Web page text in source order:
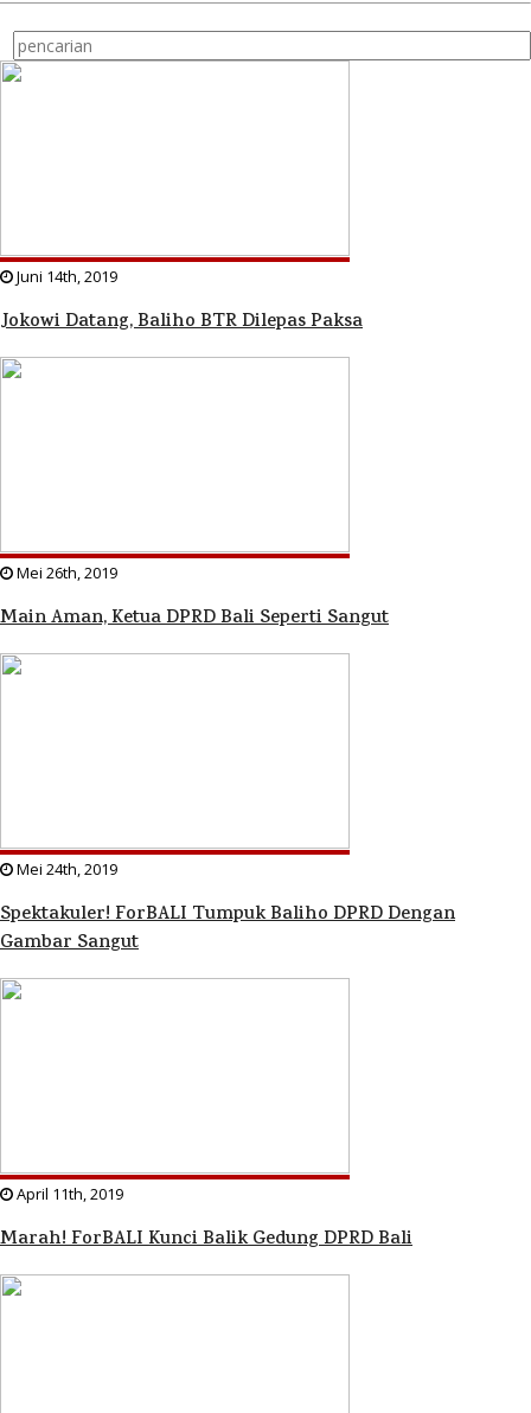
Juni 14th, 2019
Jokowi Datang, Baliho BTR Dilepas Paksa
Mei 26th, 2019
Main Aman, Ketua DPRD Bali Seperti Sangut
Mei 24th, 2019
Spektakuler! ForBALI Tumpuk Baliho DPRD Dengan
Gambar Sangut
April 11th, 2019
Marah! ForBALI Kunci Balik Gedung DPRD Bali